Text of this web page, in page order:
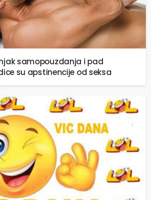
samopouzdanja i pad
su apstinencije od seksa